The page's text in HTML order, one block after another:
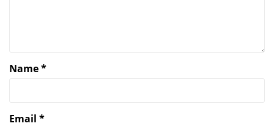
Name*
Email *